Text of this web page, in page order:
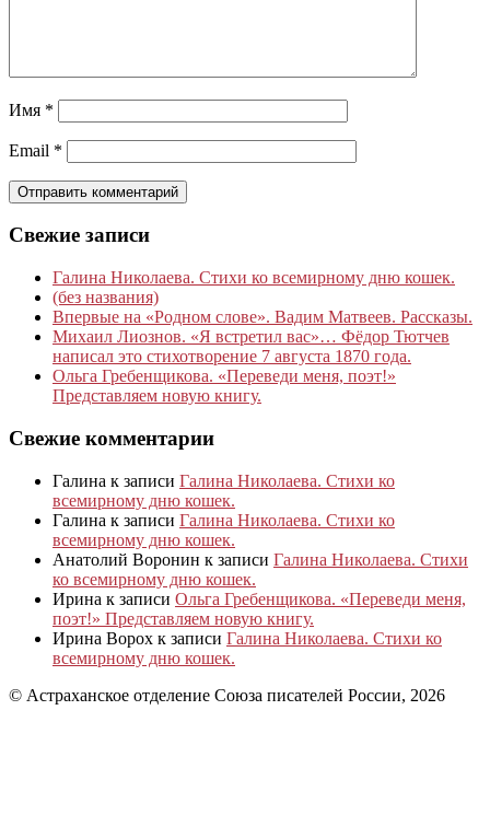
Имя *
Email *
Свежие записи
Галина Николаева. Стихи ко всемирному дню кошек.
(без названия)
Впервые на «Родном слове». Вадим Матвеев. Рассказы.
Михаил Лиознов. «Я встретил вас»… Фёдор Тютчев
написал это стихотворение 7 августа 1870 года.
Ольга Гребенщикова. «Переведи меня, поэт!»
Представляем новую книгу.
Свежие комментарии
Галина к записи Галина Николаева. Стихи ко
всемирному дню кошек.
Галина к записи Галина Николаева. Стихи ко
всемирному дню кошек.
Анатолий Воронин к записи Галина Николаева. Стихи
ко всемирному дню кошек.
Ирина к записи Ольга Гребенщикова. «Переведи меня,
поэт!» Представляем новую книгу.
Ирина Ворох к записи Галина Николаева. Стихи ко
всемирному дню кошек.
© Астраханское отделение Союза писателей России, 2026